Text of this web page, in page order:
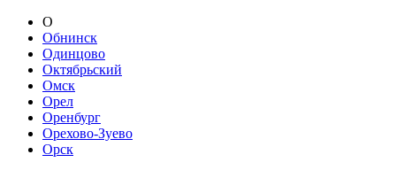
О
Обнинск
Одинцово
Октябрьский
Омск
Орел
Оренбург
Орехово-Зуево
Орск